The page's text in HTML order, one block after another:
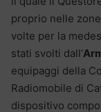
proprio nelle
volte per la
stati svolti dall’
equipaggi della
Radiomobile di
dispositivo